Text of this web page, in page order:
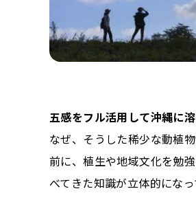
五感をフル活用して沖縄に
なぜ、そうした稀少な動植
前に、植生や地域文化を勉
べてきた知識が立体的にな